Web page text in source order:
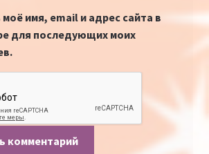
имя, email и адрес сайта в
для последующих моих